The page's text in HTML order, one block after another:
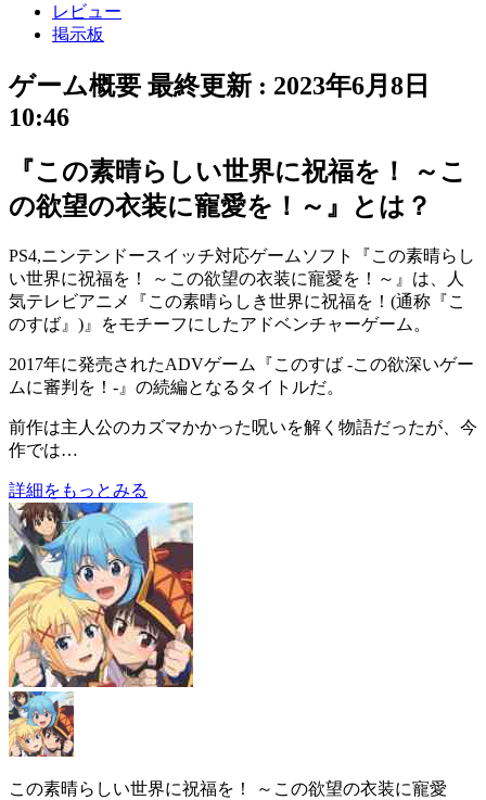
レビュー
掲示板
ゲーム概要 最終更新 : 2023年6月8日
10:46
『この素晴らしい世界に祝福を！ ～こ
の欲望の衣装に寵愛を！～』とは？
PS4,ニンテンドースイッチ対応ゲームソフト『この素晴らし
い世界に祝福を！ ～この欲望の衣装に寵愛を！～ 』は、人
気テレビアニメ『この素晴らしき世界に祝福を！(通称『こ
のすば』)』をモチーフにしたアドベンチャーゲーム 。
2017年に発売されたADVゲーム『このすば -この欲深いゲー
ムに審判を！-』の続編となるタイトルだ。
前作は主人公のカズマかかった呪いを解く物語だったが、今
作では…
詳細をもっとみる
この素晴らしい世界に祝福を！ ～この欲望の衣装に寵愛